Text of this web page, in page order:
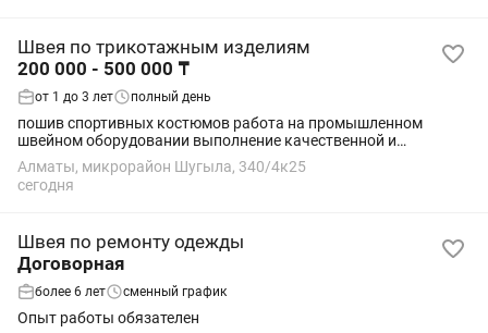
Швея по трикотажным изделиям
200 000 - 500 000 ₸
от 1 до 3 лет полный день
пошив спортивных костюмов работа на промышленном
швейном оборудовании выполнение качественной и
аккуратной строчки соблюдение сроков и технологии пошива
Алматы, микрорайон Шугыла, 340/4к25
сегодня
Швея по ремонту одежды
Договорная
более 6 лет сменный график
Опыт работы обязателен